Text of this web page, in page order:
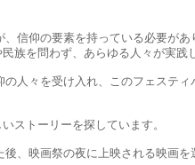
信仰の要素を持っている必要が
族を問わず、あらゆる人々が実践
人々を受け入れ、このフェステ
ストーリーを探しています。
、映画祭の夜に上映される映画を